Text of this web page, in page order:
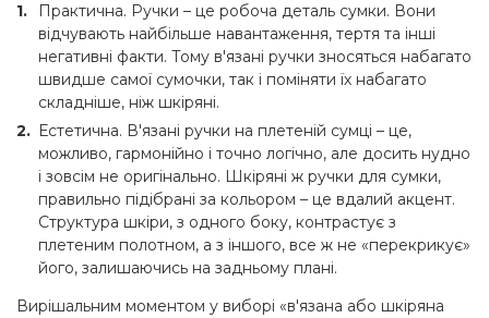
Практична. Ручки – це робоча деталь сумки. Вони
відчувають найбільше навантаження, тертя та інші
негативні факти. Тому в'язані ручки зносяться набагато
швидше самої сумочки, так і поміняти їх набагато
складніше, ніж шкіряні.
Естетична. В'язані ручки на плетеній сумці – це,
можливо, гармонійно і точно логічно, але досить нудно
і зовсім не оригінально. Шкіряні ж ручки для сумки,
правильно підібрані за кольором – це вдалий акцент.
Структура шкіри, з одного боку, контрастує з
плетеним полотном, а з іншого, все ж не «перекрикує»
його, залишаючись на задньому плані.
Вирішальним моментом у виборі «в'язана або шкіряна